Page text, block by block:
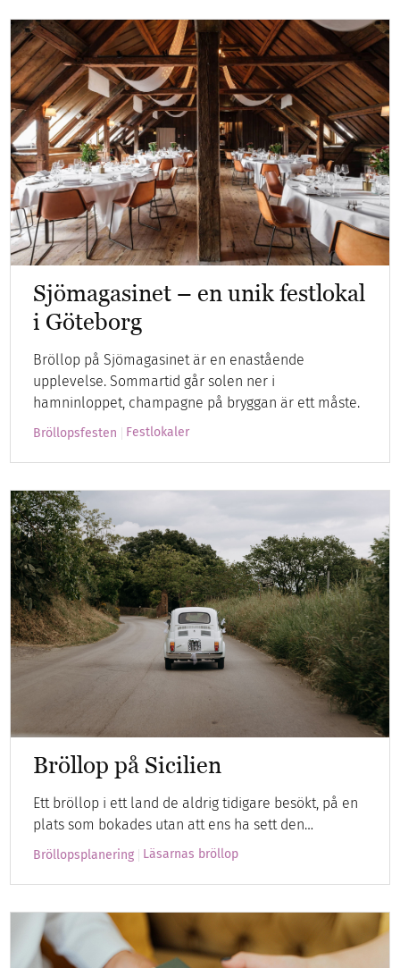
Sjömagasinet – en unik festlokal
i Göteborg
Bröllop på Sjömagasinet är en enastående
upplevelse. Sommartid går solen ner i
hamninloppet, champagne på bryggan är ett måste.
Bröllopsfesten Festlokaler
Bröllop på Sicilien
Ett bröllop i ett land de aldrig tidigare besökt, på en
plats som bokades utan att ens ha sett den…
Bröllopsplanering Läsarnas bröllop